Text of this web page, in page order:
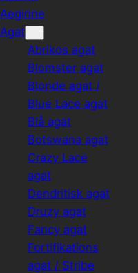
Aegirine
Agat
Abrikos agat
Blomster agat
Blonde agat /
Blue Lace agat
Blå agat
Botswana agat
Crazy Lace
agat
Dendritisk agat
Druzy agat
Fancy agat
Fortifikations
agat / Stribe